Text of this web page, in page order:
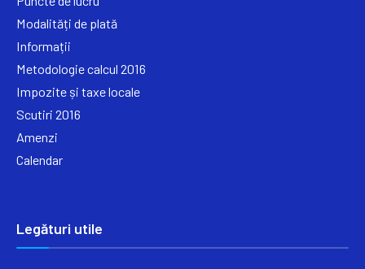
Modalități de plată
Informații
Metodologie calcul 2016
Impozite și taxe locale
Scutiri 2016
Amenzi
Calendar
Legături utile